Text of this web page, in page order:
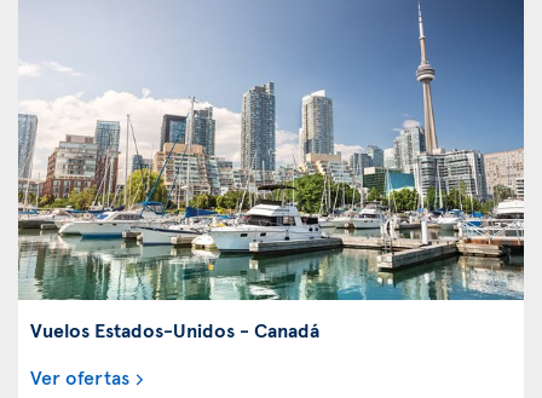
Vuelos Estados-Unidos - Canadá
Ver ofertas